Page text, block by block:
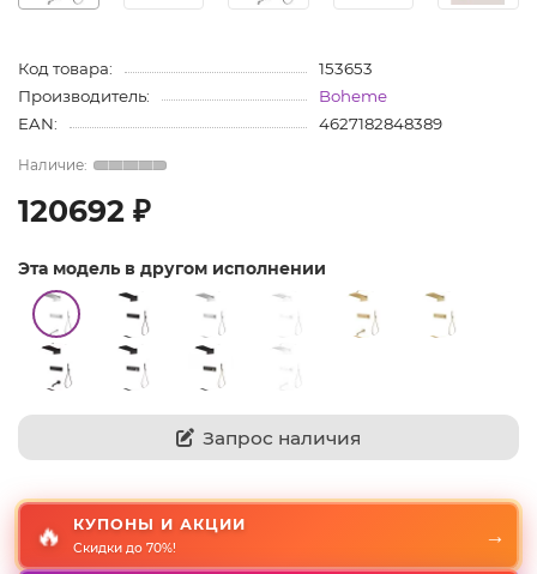
Код товара:
153653
Производитель:
Boheme
EAN:
4627182848389
120692 ₽
Эта модель в другом исполнении
Запрос наличия
🔥 КУПОНЫ И АКЦИИ
Скидки до 70%!
→